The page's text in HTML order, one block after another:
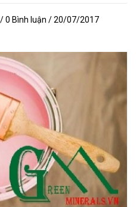
/ 0 Bình luận / 20/07/2017